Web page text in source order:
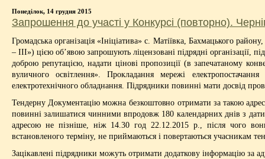
Понеділок, 14 грудня 2015
Запрошення до участі у Конкурсі (повторно).
Громадська організація «Ініціатива» с. Матіївка, Бахмацького
– ІІІ») цією об’явою запрошують ліцензовані підрядні організації,
доброю репутацією, надати цінові пропозиції (в запечатаному
вуличного освітлення». Прокладання мережі
електротехнічного обладнання. Підрядники повинні мати досвід
Тендерну Документацію можна безкоштовно отримати за такою
повинні залишатися чинними впродовж 180 календарних днів з
адресою не пізніше, ніж 14.30 год 22.12.2015 р., після чого
встановленого терміну, не приймаються і повертаються учасникам
Зацікавлені підрядники можуть отримати додаткову інформацію